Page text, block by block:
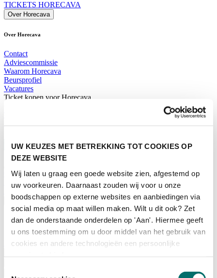
UW KEUZES MET BETREKKING TOT COOKIES OP
DEZE WEBSITE
Wij laten u graag een goede website zien, afgestemd op
uw voorkeuren. Daarnaast zouden wij voor u onze
boodschappen op externe websites en aanbiedingen via
social media op maat willen maken. Wilt u dit ook? Zet
dan de onderstaande onderdelen op 'Aan'. Hiermee geeft
u ons toestemming om u door middel van het gebruik van
cookies en andere technologieën een persoonlijke
TICKETS HORECAVA
Over Horecava
Over Horecava
Contact
Adviescommissie
Waarom Horecava
Beursprofiel
Vacatures
Ticket kopen voor Horecava
Contact
Perskamer
Nederlands
English
Home